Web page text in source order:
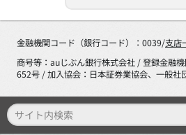
金融機関コード（銀行コード）：0039/支店
商号等：auじぶん銀行株式会社 / 登録金融機関：関東財務局長（登金）第
652号 / 加入協会：日本証券業協会、一